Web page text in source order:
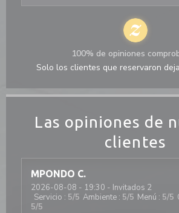
Las opiniones de
clientes
MPONDO C
2026-08-08 - 19:30 - Invitados 2
Servicio : 5/5 Ambiente : 5/5 Menú : 5/5
5/5
100% de opiniones
Solo los clientes que reservaron